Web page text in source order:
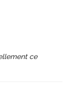
ce